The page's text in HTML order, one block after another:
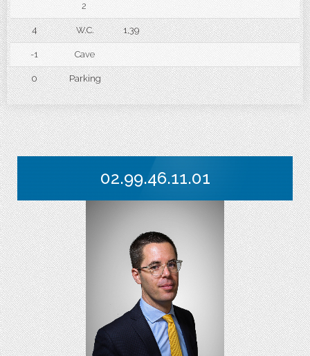
2
4 W.C. 1,39
-1 Cave
0 Parking
02.99.46.11.01